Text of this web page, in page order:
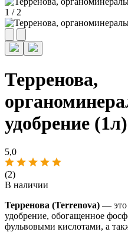
1 / 2
Терренова,
удобрение (1л)
5,0
(2)
В наличии
Терренова (Terrenova) — это
удобрение, обогащенное
фульвовыми кислотами, а